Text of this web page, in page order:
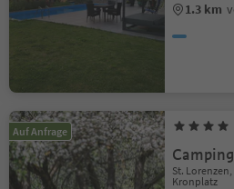
1.3 km
Auf Anfrage
St.
Kronplatz